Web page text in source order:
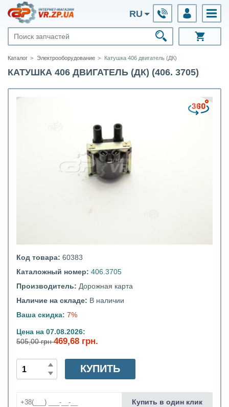
RU
Каталог Электрооборудование Катушка 406 двигатель (ДК)
КАТУШКА 406 ДВИГАТЕЛЬ (ДК) (406. 3705)
Код товара: 60383
Каталожный номер: 406.3705
Производитель: Дорожная карта
Наличие на складе: В наличии
Ваша скидка: 7%
Цена на 07.08.2026:
505,00 грн469,68 грн.
КУПИТЬ
Купить в один клик